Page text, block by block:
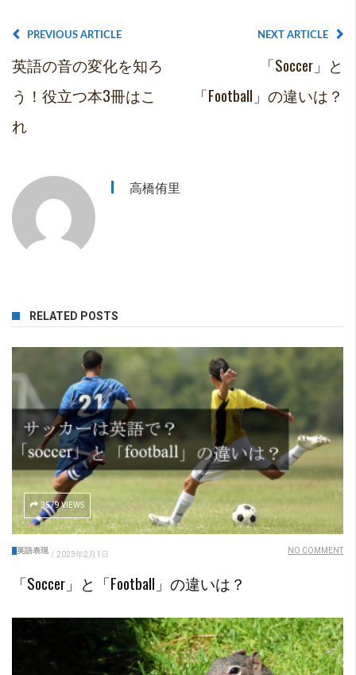
PREVIOUS ARTICLE
英語の音の変化を知ろ
う！役立つ本3冊はこ
れ
NEXT ARTICLE
「soccer」と
「football」の違いは？
高橋侑里
RELATED POSTS
3579 VIEWS
英語表現 / 2023年2月1日 NO COMMENT
「soccer」と「football」の違いは？